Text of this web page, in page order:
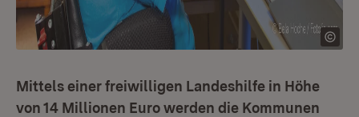
Mittels einer freiwilligen Landeshilfe in Höhe
von 14 Millionen Euro werden die Kommunen